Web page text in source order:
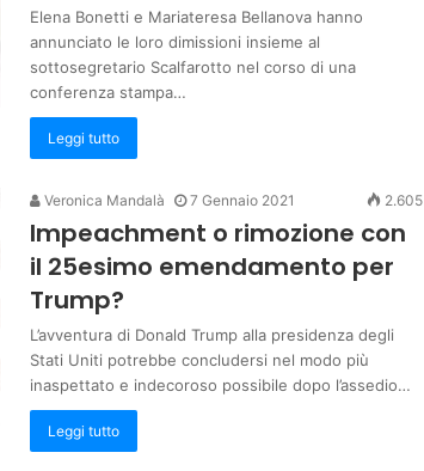
Elena Bonetti e Mariateresa Bellanova hanno
annunciato le loro dimissioni insieme al
sottosegretario Scalfarotto nel corso di una
conferenza stampa…
Leggi tutto
Veronica Mandalà 7 Gennaio 2021 2.605
Impeachment o rimozione con
il 25esimo emendamento per
Trump?
L’avventura di Donald Trump alla presidenza degli
Stati Uniti potrebbe concludersi nel modo più
inaspettato e indecoroso possibile dopo l’assedio…
Leggi tutto